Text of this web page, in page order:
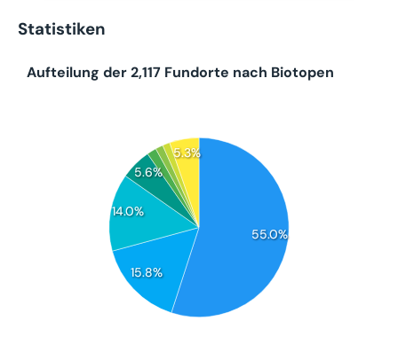
Statistiken
55.0%
15.8%
14.0%
5.6%
5.3%
Aufteilung der 2,117 Fundorte nach Biotopen